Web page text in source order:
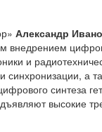
Александр
внедрением
и
синхронизации, а
синтеза
высокие